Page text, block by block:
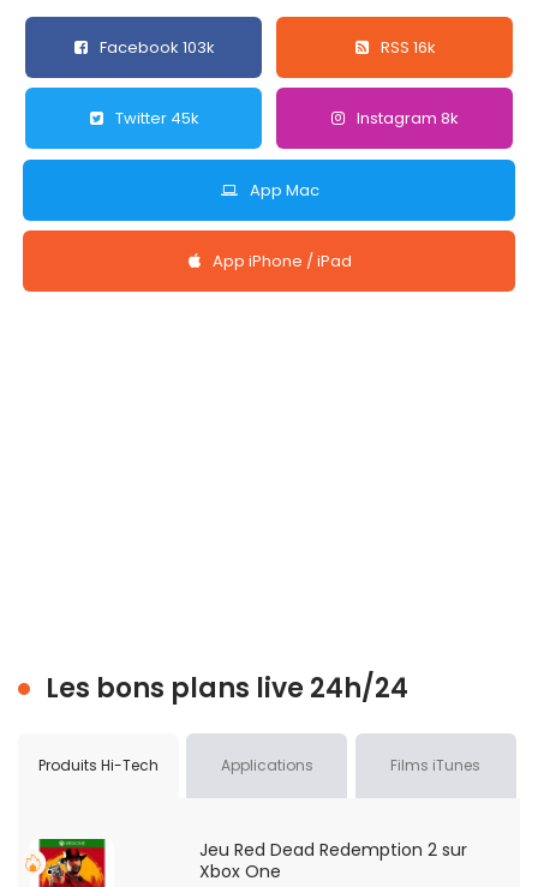
Facebook 103k RSS 16k
Twitter 45k Instagram 8k
App Mac
App iPhone / iPad
Les bons plans live 24h/24
Produits Hi-Tech Applications Films iTunes
Jeu Red Dead Redemption 2 sur
Xbox One